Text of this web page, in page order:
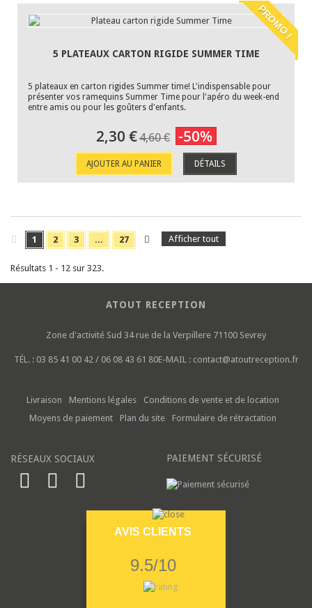
PROMO !
5 PLATEAUX CARTON RIGIDE SUMMER TIME
5 plateaux en carton rigides Summer time! L'indispensable pour
présenter vos ramequins Summer Time pour l'apéro du week-end
entre amis ou pour les goûters d'enfants.
2,30 €4,60 € -50%
AJOUTER AU PANIER DÉTAILS
Afficher tout
1 2 3 ... 27
Résultats 1 - 12 sur 323.
ATOUT RECEPTION
Zone d'activité Sud 34 rue de la Verpillere 71100 Sevrey
TÉL. : 03 85 41 00 42 / 06 08 43 61 80E-MAIL : contact@atoutreception.fr
Livraison Mentions légales
Conditions de vente et de location
Moyens de paiement
Plan du site Formulaire de rétractation
RÉSEAUX SOCIAUX PAIEMENT SÉCURISÉ
AVIS CLIENTS
9.5/10